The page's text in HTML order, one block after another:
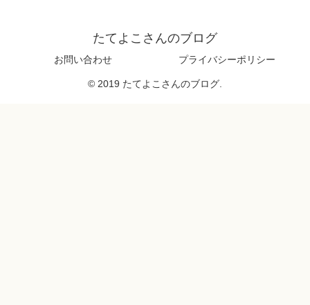
たてよこさんのブログ
お問い合わせ プライバシーポリシー
© 2019 たてよこさんのブログ.